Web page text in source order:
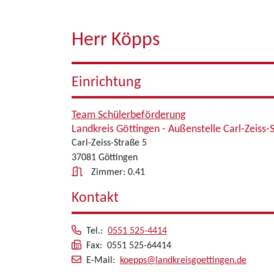
Herr Köpps
Einrichtung
Team Schülerbeförderung
Landkreis Göttingen - Außenstelle Carl-Zeiss-
Carl-Zeiss-Straße 5
37081 Göttingen
Zimmer: 0.41
Kontakt
Tel.: 0551 525-4414
Fax: 0551 525-64414
E-Mail:
koepps@landkreisgoettingen.de